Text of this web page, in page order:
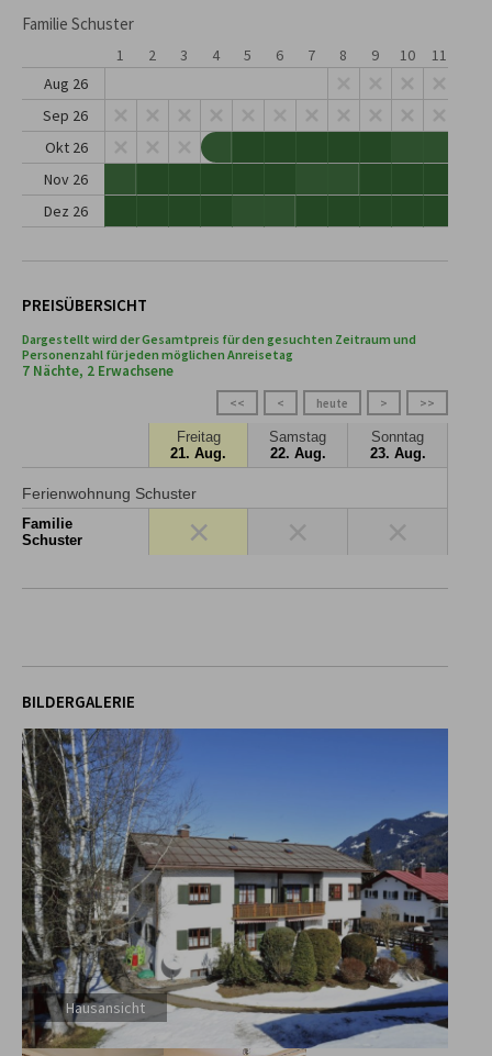
Familie Schuster
1 2 3 4 5 6 7 8 9 10 11
Aug 26
Sep 26
Okt 26
Nov 26
Dez 26
PREISÜBERSICHT
Dargestellt wird der Gesamtpreis für den gesuchten Zeitraum und
Personenzahl für jeden möglichen Anreisetag
7 Nächte, 2 Erwachsene
>>
>
heute
<
<<
Freitag
21. Aug.
Samstag
22. Aug.
Sonntag
23. Aug.
Ferienwohnung Schuster
Familie
Schuster
×
BILDERGALERIE
Hausansicht